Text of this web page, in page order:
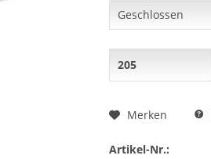
Merken
Artikel-Nr.: